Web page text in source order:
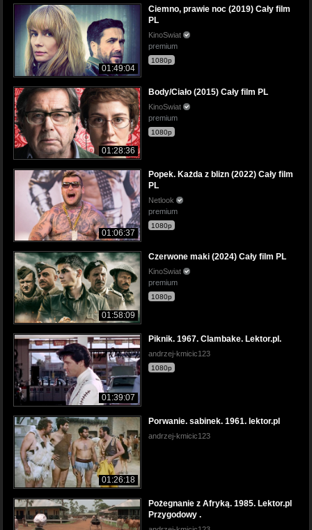
01:49:04
Ciemno, prawie noc (2019) Cały film
PL
KinoSwiat
premium
1080p
01:28:36
Body/Ciało (2015) Cały film PL
KinoSwiat
premium
1080p
01:06:37
Popek. Każda z blizn (2022) Cały film
PL
Netlook
premium
1080p
01:58:09
Czerwone maki (2024) Cały film PL
KinoSwiat
premium
1080p
01:39:07
Piknik. 1967. Clambake. Lektor.pl.
andrzej-kmicic123
1080p
01:26:18
Porwanie. sabinek. 1961. lektor.pl
andrzej-kmicic123
Pożegnanie z Afryką. 1985. Lektor.pl
Przygodowy .